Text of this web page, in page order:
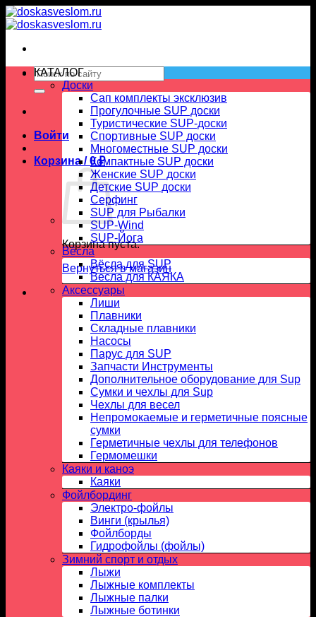
Skip
to
Искать:
Войти
Корзина /0₽
Корзина пуста.
Вернуться в магазин
КАТАЛОГ
Доски
Сап комплекты эксклюзив
Прогулочные SUP доски
Туристические SUP-доски
Спортивные SUP доски
Многоместные SUP доски
Компактные SUP доски
Женские SUP доски
Детские SUP доски
Серфинг
SUP для Рыбалки
SUP-Wind
SUP-Йога
Вёсла
Вёсла для SUP
Весла для КАЯКА
Аксессуары
Лиши
Плавники
Складные плавники
Насосы
Парус для SUP
Запчасти Инструменты
Дополнительное оборудование для Sup
Сумки и чехлы для Sup
Чехлы для весел
Непромокаемые и герметичные поясные
сумки
Герметичные чехлы для телефонов
Гермомешки
Каяки и каноэ
Каяки
Фойлбординг
Электро-фойлы
Винги (крылья)
Фойлборды
Гидрофойлы (фойлы)
Зимний спорт и отдых
Лыжи
Лыжные комплекты
Лыжные палки
Лыжные ботинки